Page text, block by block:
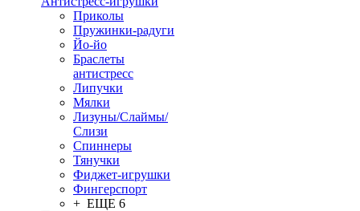
Приколы
Пружинки-радуги
Йо-йо
Браслеты
антистресс
Липучки
Мялки
Лизуны/Слаймы/
Слизи
Спиннеры
Тянучки
Фиджет-игрушки
Фингерспорт
+ ЕЩЕ 6